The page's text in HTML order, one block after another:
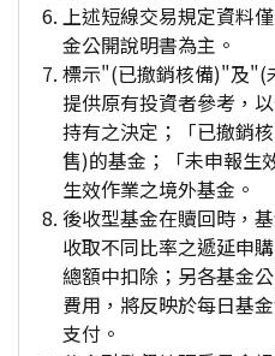
上述短線交易規定資料
金公開說明書為主。
標示"(已撤銷核備)"及"(
提供原有投資者參考，
持有之決定；「已撤銷
售)的基金；「未申報生
生效作業之境外基金。
後收型基金在贖回時，
收取不同比率之遞延申
總額中扣除；另各基金
費用，將反映於每日基
支付。